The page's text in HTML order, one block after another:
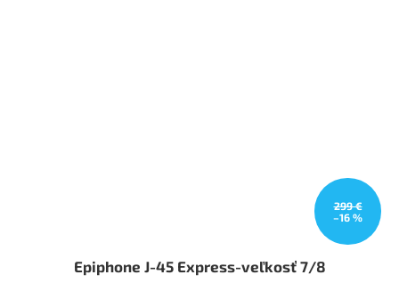
299 €
–16 %
Epiphone J-45 Express-veľkosť 7/8